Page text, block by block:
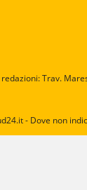
redazioni: Trav.
- Dove non